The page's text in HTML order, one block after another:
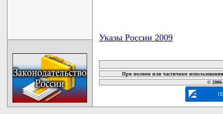
Указы России 2009
При полном или частичном
©